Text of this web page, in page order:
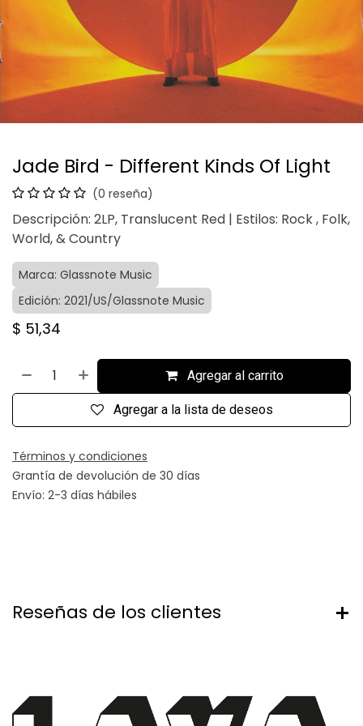
Jade Bird - Different Kinds Of Light
(0 reseña)
Descripción: 2LP, Translucent Red | Estilos: Rock , Folk,
World, & Country
Marca: Glassnote Music
Edición: 2021/US/Glassnote Music
$ 51,34
Agregar al carrito
Agregar a la lista de deseos
Términos y condiciones
Grantía de devolución de 30 días
Envío: 2-3 días hábiles
Reseñas de los clientes